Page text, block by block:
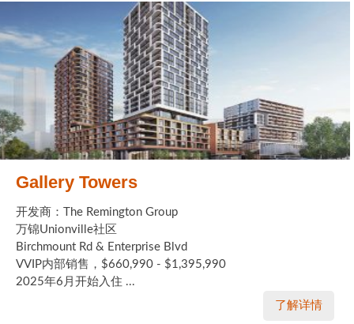
Gallery Towers
开发商：The Remington Group
万锦Unionville社区
Birchmount Rd & Enterprise Blvd
VVIP内部销售，$660,990 - $1,395,990
2025年6月开始入住 ...
了解详情